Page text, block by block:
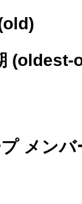
(old)
(oldest-
ンバ